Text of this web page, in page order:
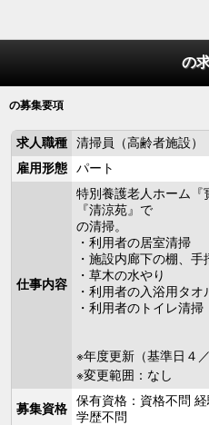
の
の募集要項
求人職種
清掃員（高齢者施設）
雇用形態
パート
仕事内容
特別養護老人ホーム『
『清涼苑』で
の清掃。
・利用者の居室清掃
・施設内廊下の棚、
・草木の水やり
・利用者の入浴用タ
・利用者のトイレ清掃
※年度更新（基準日４／
※変更範囲：なし
募集資格
保有資格：資格不問
学歴不問